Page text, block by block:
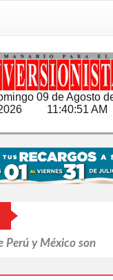
09 de Agosto
11:40:52 AM
Perú y México son